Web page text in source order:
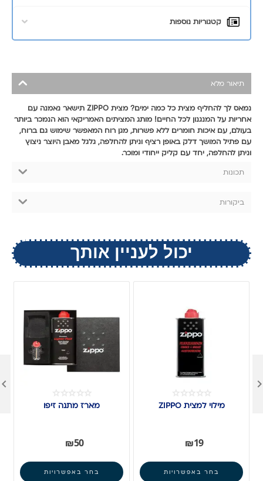
קטגוריות נוספות
תיאור מלא
נמאס לך להחליף מצית כל כמה ימים? מצית ZIPPO תישאר נאמנה עם
אחריות על המנגנון לכל החיים! מותג המציתים האמריקאי הוא הנמכר ביותר
בעולם, עם איכות חומרים ללא פשרות, מגן רוח המאפשר שימוש גם ברוח,
עם פתיל המושך דלק באופן רציף וניתן להחלפה, גלגל מאבן היוצר ניצוץ
וניתן להחלפה, יחד עם קליק ייחודי ומוכר.
תכונות
ביקורות
יכול לעניין אותך
מילוי למצית ZIPPO
₪19
בחר באפשרויות
מארז מתנה זיפו
₪50
בחר באפשרויות